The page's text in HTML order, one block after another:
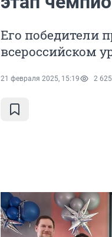
Его победители
всероссийском
21 февраля 2025, 15:19 2 625